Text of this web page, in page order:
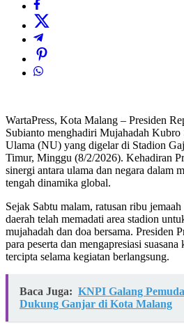
WartaPress, Kota Malang – Presiden
Subianto menghadiri Mujahadah Kubro
Ulama (NU) yang digelar di Stadion
Timur, Minggu (8/2/2026). Kehadiran
sinergi antara ulama dan negara dalam
tengah dinamika global.
Sejak Sabtu malam, ratusan ribu
daerah telah memadati area stadion
mujahadah dan doa bersama. Presiden
para peserta dan mengapresiasi
tercipta selama kegiatan berlangsung.
Baca Juga: KNPI Galang
Dukung Ganjar di Kota Malang